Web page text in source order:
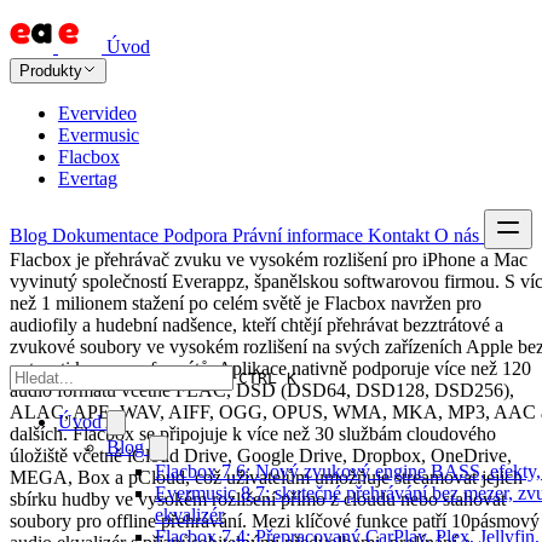
Úvod
Produkty
Evervideo
Evermusic
Flacbox
Evertag
Blog Dokumentace Podpora Právní informace Kontakt O nás
CTRL K
Úvod
Blog
Flacbox 7.6: Nový zvukový engine BASS,
Evermusic 8.7: skutečné přehrávání bez mezer,
ekvalizér
Flacbox 7.4: Přepracovaný CarPlay, Plex,
Flacbox je přehrávač zvuku ve vysokém rozlišení pro iPhone a Mac
vyvinutý společností Everappz, španělskou softwarovou firmou. S
než 1 milionem stažení po celém světě je Flacbox navržen pro
audiofily a hudební nadšence, kteří chtějí přehrávat bezztrátové a
zvukové soubory ve vysokém rozlišení na svých zařízeních Apple
nutnosti konverze formátů. Aplikace nativně podporuje více než 120
audio formátů včetně FLAC, DSD (DSD64, DSD128, DSD256),
ALAC, APE, WAV, AIFF, OGG, OPUS, WMA, MKA, MP3, AAC
dalších. Flacbox se připojuje k více než 30 službám cloudového
úložiště včetně iCloud Drive, Google Drive, Dropbox, OneDrive,
MEGA, Box a pCloud, což uživatelům umožňuje streamovat jejich
sbírku hudby ve vysokém rozlišení přímo z cloudu nebo stahovat
soubory pro offline přehrávání. Mezi klíčové funkce patří 10pásmový